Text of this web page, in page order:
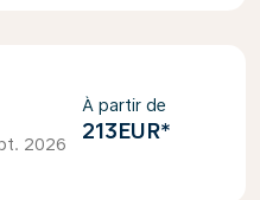
2026
À partir de
213EUR*